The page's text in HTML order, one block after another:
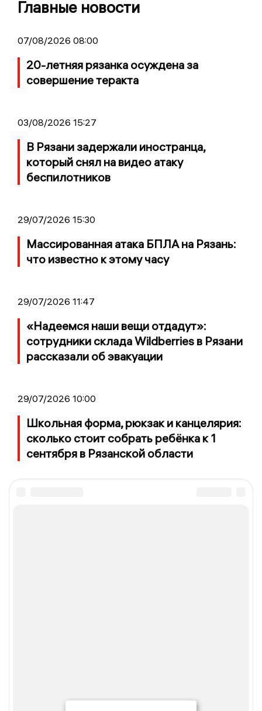
Главные новости
07/08/2026 08:00
20-летняя рязанка осуждена за
совершение теракта
03/08/2026 15:27
В Рязани задержали иностранца,
который снял на видео атаку
беспилотников
29/07/2026 15:30
Массированная атака БПЛА на Рязань:
что известно к этому часу
29/07/2026 11:47
«Надеемся наши вещи отдадут»:
сотрудники склада Wildberries в Рязани
рассказали об эвакуации
29/07/2026 10:00
Школьная форма, рюкзак и канцелярия:
сколько стоит собрать ребёнка к 1
сентября в Рязанской области